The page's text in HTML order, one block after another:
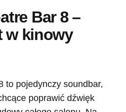
Bar 8 –
w kinowy
to pojedynczy soundbar,
poprawić dźwięk